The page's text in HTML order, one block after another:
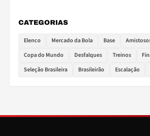
CATEGORIAS
Elenco Mercado da Bola Base
Copa do Mundo
Desfalques Treinos
Seleção Brasileira
Brasileirão Escalação